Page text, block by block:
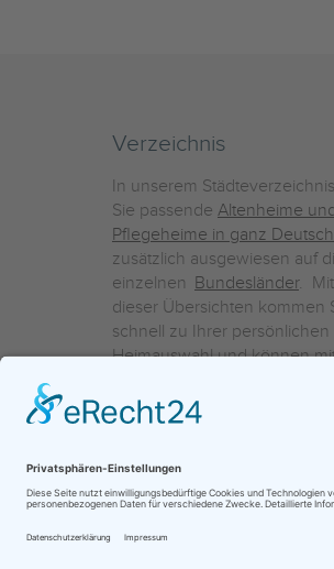
Verzeichnis
In unserem
Sie passende Altenheime
Pflegeheime in ganz
zusätzlich ausgewiesen auf
einzelnen Bundesländer.
dieser Übersichten kommen
schnell zu Ihrer persönlichen
Heimauswahl und können
einzelnen Häuser
vornehmen.